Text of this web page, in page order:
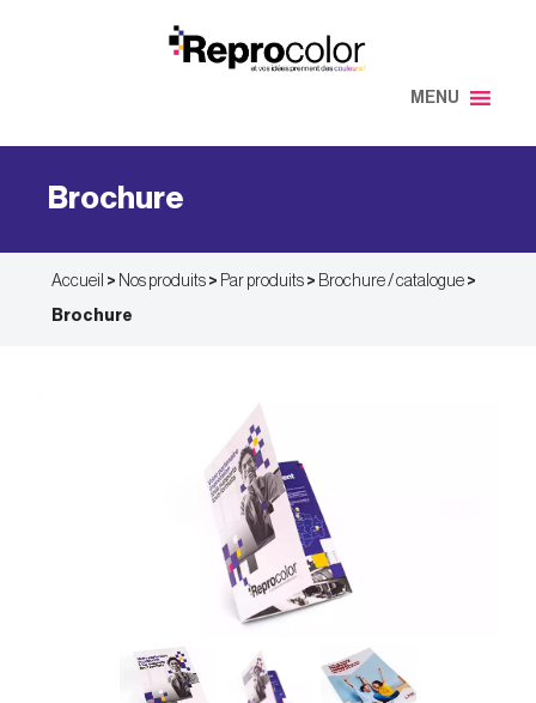
MENU
Brochure
Accueil > Nos produits > Par produits > Brochure / catalogue >
Brochure